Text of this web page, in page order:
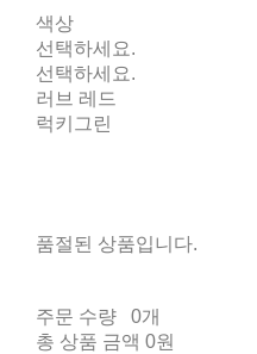
색상
선택하세요.
선택하세요.
러브 레드
럭키그린
품절된 상품입니다.
주문 수량
0개
총 상품 금액 0원